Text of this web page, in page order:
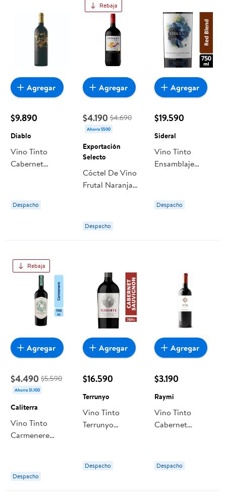
$9.890
Diablo
Vino Tinto
Cabernet
750 ml Diablo
Despacho
Agregar
Rebaja
$4.190 $4.690
Ahorra $500
Exportación
Selecto
Cóctel De Vino
Frutal Naranja
Exportación
Selecto
Despacho
Agregar
$19.590
Sideral
Vino Tinto
Ensamblaje
Sideral
Despacho
Agregar
Rebaja
$4.490 $5.590
Ahorra $1.100
Caliterra
Vino Tinto
Carmenere
Despacho
Agregar
$16.590
Terrunyo
Vino Tinto
Terrunyo
Botella
Despacho
Agregar
$3.190
Raymi
Vino Tinto
Cabernet
Raymi
Despacho
Agregar